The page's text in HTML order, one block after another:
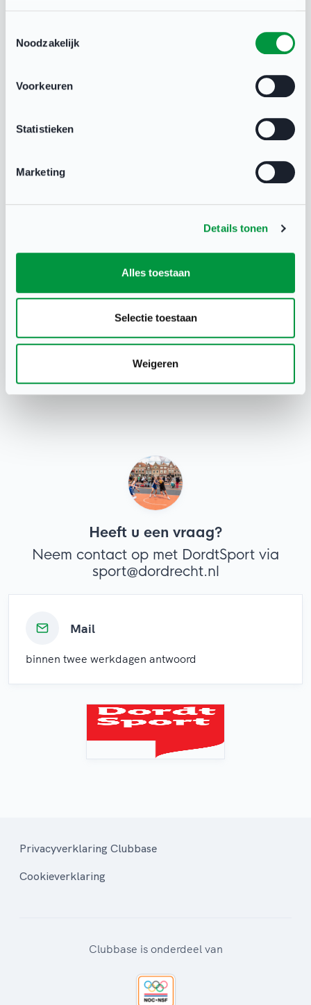
Noodzakelijk
Voorkeuren
Statistieken
Marketing
Details tonen
Alles toestaan
Selectie toestaan
Weigeren
gemeente Deventer het
sportaanbieders in beeld;
voor uw sportvereniging;
ondersteuning;
géén kosten.
Heeft u een vraag?
Neem contact op met DordtSport via
sport@dordrecht.nl
Mail
binnen twee werkdagen antwoord
Privacyverklaring Clubbase
Cookieverklaring
Clubbase is onderdeel van